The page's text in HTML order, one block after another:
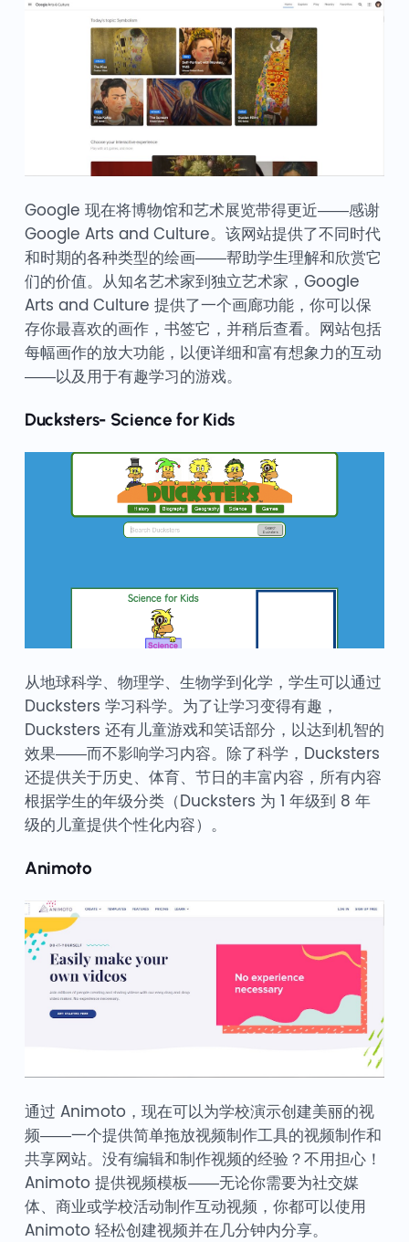
Google 现在将博物馆和艺术展览带得更近——感谢
Google Arts and Culture。该网站提供了不同时代
和时期的各种类型的绘画——帮助学生理解和欣赏它
们的价值。从知名艺术家到独立艺术家，Google
Arts and Culture 提供了一个画廊功能，你可以保
存你最喜欢的画作，书签它，并稍后查看。网站包括
每幅画作的放大功能，以便详细和富有想象力的互动
——以及用于有趣学习的游戏。
Ducksters- Science for Kids
从地球科学、物理学、生物学到化学，学生可以通过
Ducksters 学习科学。为了让学习变得有趣，
Ducksters 还有儿童游戏和笑话部分，以达到机智的
效果——而不影响学习内容。除了科学，Ducksters
还提供关于历史、体育、节日的丰富内容，所有内容
根据学生的年级分类（Ducksters 为 1 年级到 8 年
级的儿童提供个性化内容）。
Animoto
通过 Animoto，现在可以为学校演示创建美丽的视
频——一个提供简单拖放视频制作工具的视频制作和
共享网站。没有编辑和制作视频的经验？不用担心！
Animoto 提供视频模板——无论你需要为社交媒
体、商业或学校活动制作互动视频，你都可以使用
Animoto 轻松创建视频并在几分钟内分享。